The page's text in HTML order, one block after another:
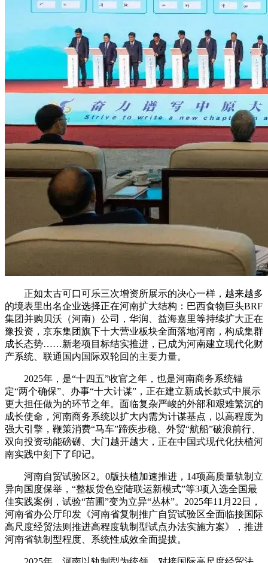
正如太古可口可乐三次增资所展示的决心一样，越来越多
的境表里出名企业选择正在河南扩大结构：巴西食物巨头BRF
集团并购贝沃（河南）公司，华润、益海嘉里等持续扩大正在
豫投资，京东集团旗下十大营业板块全面落地河南，构成集群
成长态势……新老项目标结实推进，已成为河南建立现代化财
产系统、联通国内国际双轮回的主要力量。
2025年，是“十四五”收官之年，也是河南商务系统锚
定“两个确保”、办事“十大计谋”，正在建立新成长款式中展示
更大担任做为的环节之年。面临复杂严峻的外部和艰难繁沉的
成长使命，河南商务系统以扩大内需为计谋基点，以高程度为
强大引擎，鞭策消费“马车”蹄疾步稳、外贸“航船”破浪前行、
双向投资动能磅礴、大门越开越大，正在中国式现代化扶植河
南实践中刻下了印记。
河南自贸试验区2。0版扶植加速推进，14项高质量轨制立
异向国度保举，“整板货色空陆联运新模式”等3项入选全国最
佳实践案例，试验“苗圃”变为立异“丛林”。2025年11月22日，
河南省办公厅印发《河南省复制推广自贸试验区全面临接国际
高尺度经贸法则推进高程度轨制型试点办法实施方案》，推进
河南省轨制型程度、系统性成效全面提拔。